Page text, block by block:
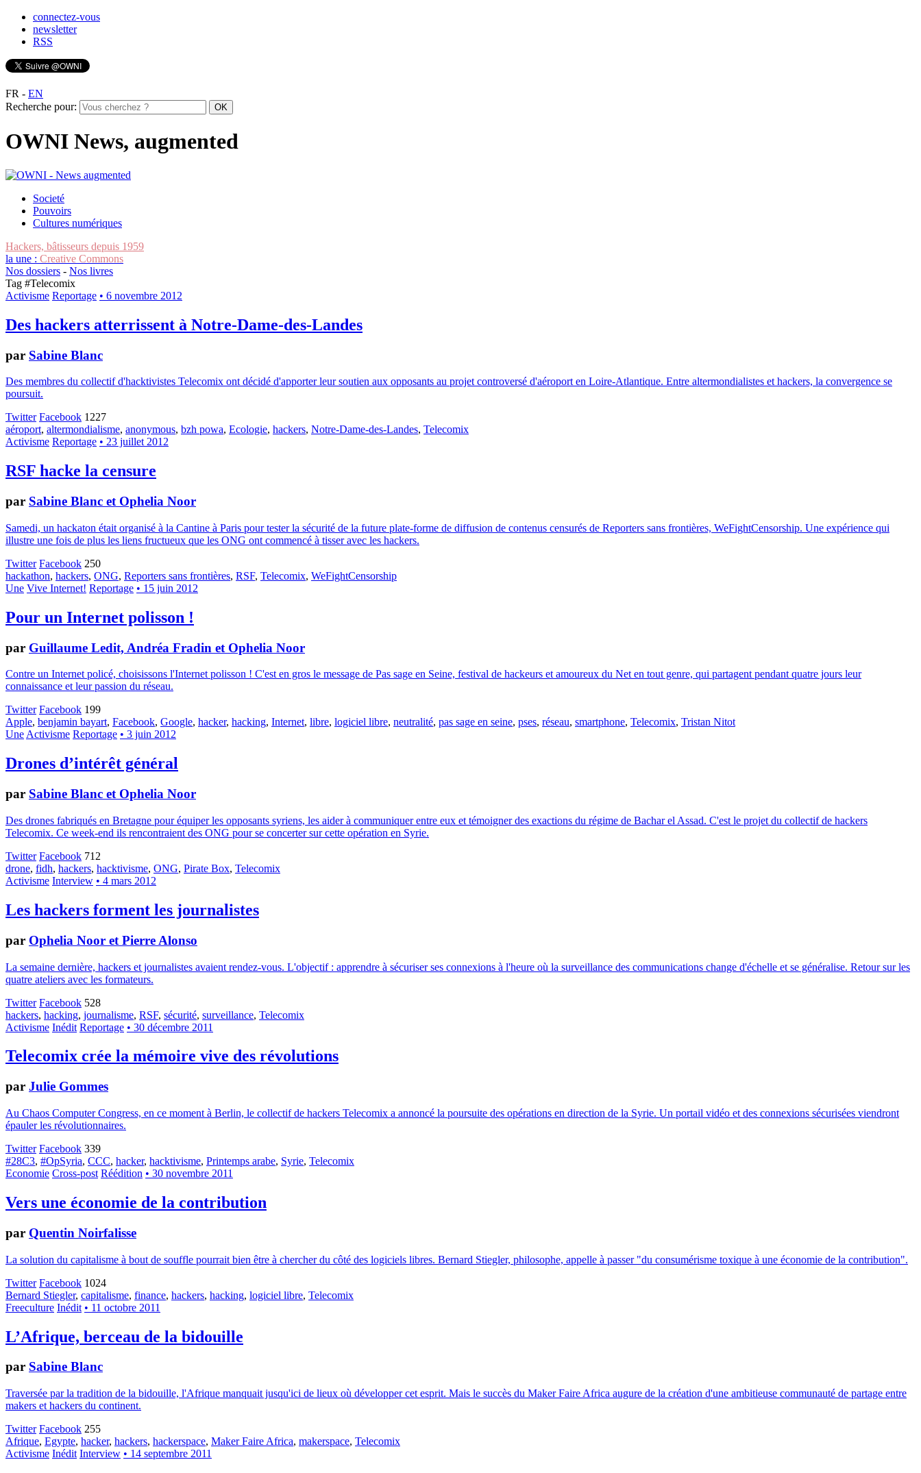
connectez-vous
newsletter
RSS
FR - EN
Recherche pour:
OWNI News, augmented
Societé
Pouvoirs
Cultures numériques
Hackers, bâtisseurs depuis 1959
la une : Creative Commons
Nos dossiers - Nos livres
Tag #Telecomix
Activisme Reportage • 6 novembre 2012
Des hackers atterrissent à Notre-Dame-des-Landes
par Sabine Blanc
Des membres du collectif d'hacktivistes Telecomix ont décidé d'apporter leur soutien aux opposants au projet controversé d'aéroport en Loire-Atlantique. Entre altermondialistes et hackers, la convergence se
poursuit.
Twitter Facebook 1227
aéroport, altermondialisme, anonymous, bzh powa, Ecologie, hackers, Notre-Dame-des-Landes, Telecomix
Activisme Reportage • 23 juillet 2012
RSF hacke la censure
par Sabine Blanc et Ophelia Noor
Samedi, un hackaton était organisé à la Cantine à Paris pour tester la sécurité de la future plate-forme de diffusion de contenus censurés de Reporters sans frontières, WeFightCensorship. Une expérience qui
illustre une fois de plus les liens fructueux que les ONG ont commencé à tisser avec les hackers.
Twitter Facebook 250
hackathon, hackers, ONG, Reporters sans frontières, RSF, Telecomix, WeFightCensorship
Une Vive Internet! Reportage • 15 juin 2012
Pour un Internet polisson !
par Guillaume Ledit, Andréa Fradin et Ophelia Noor
Contre un Internet policé, choisissons l'Internet polisson ! C'est en gros le message de Pas sage en Seine, festival de hackeurs et amoureux du Net en tout genre, qui partagent pendant quatre jours leur
connaissance et leur passion du réseau.
Twitter Facebook 199
Apple, benjamin bayart, Facebook, Google, hacker, hacking, Internet, libre, logiciel libre, neutralité, pas sage en seine, pses, réseau, smartphone, Telecomix, Tristan Nitot
UneActivisme Reportage • 3 juin 2012
Drones d’intérêt général
par Sabine Blanc et Ophelia Noor
Des drones fabriqués en Bretagne pour équiper les opposants syriens, les aider à communiquer entre eux et témoigner des exactions du régime de Bachar el Assad. C'est le projet du collectif de hackers
Telecomix. Ce week-end ils rencontraient des ONG pour se concerter sur cette opération en Syrie.
Twitter Facebook 712
drone, fidh, hackers, hacktivisme, ONG, Pirate Box, Telecomix
Activisme Interview • 4 mars 2012
Les hackers forment les journalistes
par Ophelia Noor et Pierre Alonso
La semaine dernière, hackers et journalistes avaient rendez-vous. L'objectif : apprendre à sécuriser ses connexions à l'heure où la surveillance des communications change d'échelle et se généralise. Retour sur les
quatre ateliers avec les formateurs.
Twitter Facebook 528
hackers, hacking, journalisme, RSF, sécurité, surveillance, Telecomix
Activisme Inédit Reportage • 30 décembre 2011
Telecomix crée la mémoire vive des révolutions
par Julie Gommes
Au Chaos Computer Congress, en ce moment à Berlin, le collectif de hackers Telecomix a annoncé la poursuite des opérations en direction de la Syrie. Un portail vidéo et des connexions sécurisées viendront
épauler les révolutionnaires.
Twitter Facebook 339
#28C3, #OpSyria, CCC, hacker, hacktivisme, Printemps arabe, Syrie, Telecomix
Economie Cross-post Réédition • 30 novembre 2011
Vers une économie de la contribution
par Quentin Noirfalisse
La solution du capitalisme à bout de souffle pourrait bien être à chercher du côté des logiciels libres. Bernard Stiegler, philosophe, appelle à passer "du consumérisme toxique à une économie de la contribution".
Twitter Facebook 1024
Bernard Stiegler, capitalisme, finance, hackers, hacking, logiciel libre, Telecomix
Freeculture Inédit • 11 octobre 2011
L’Afrique, berceau de la bidouille
par Sabine Blanc
Traversée par la tradition de la bidouille, l'Afrique manquait jusqu'ici de lieux où développer cet esprit. Mais le succès du Maker Faire Africa augure de la création d'une ambitieuse communauté de partage entre
makers et hackers du continent.
Twitter Facebook 255
Afrique, Egypte, hacker, hackers, hackerspace, Maker Faire Africa, makerspace, Telecomix
Activisme Inédit Interview • 14 septembre 2011